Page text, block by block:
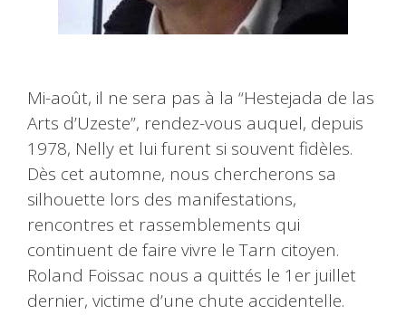
Mi-août, il ne sera pas à la “Hestejada de las
Arts d’Uzeste”, rendez-vous auquel, depuis
1978, Nelly et lui furent si souvent fidèles.
Dès cet automne, nous chercherons sa
silhouette lors des manifestations,
rencontres et rassemblements qui
continuent de faire vivre le Tarn citoyen.
Roland Foissac nous a quittés le 1er juillet
dernier, victime d’une chute accidentelle.